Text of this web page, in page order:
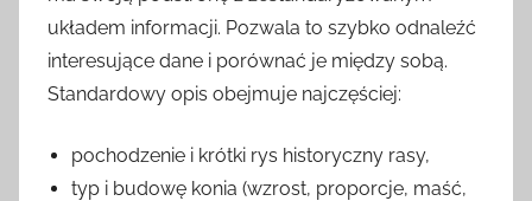
układem informacji. Pozwala to szybko odnaleźć
interesujące dane i porównać je między sobą.
Standardowy opis obejmuje najczęściej:
pochodzenie i krótki rys historyczny rasy,
typ i budowę konia (wzrost, proporcje, maść,